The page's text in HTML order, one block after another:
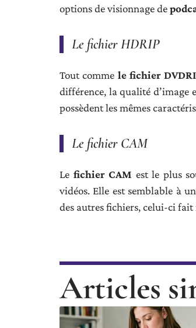
options de visionnage de
Le fichier HDRIP
Tout comme le fichier
différence, la qualité d’image
possèdent les mêmes
Le fichier CAM
Le fichier CAM est le plus
vidéos. Elle est semblable à
des autres fichiers, celui-ci
Articles